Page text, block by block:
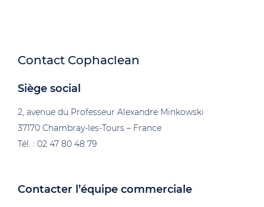
Contact Cophaclean
Siège social
2, avenue du Professeur Alexandre Minkowski
37170 Chambray-les-Tours – France
Tél. : 02 47 80 48 79
Contacter l’équipe commerciale